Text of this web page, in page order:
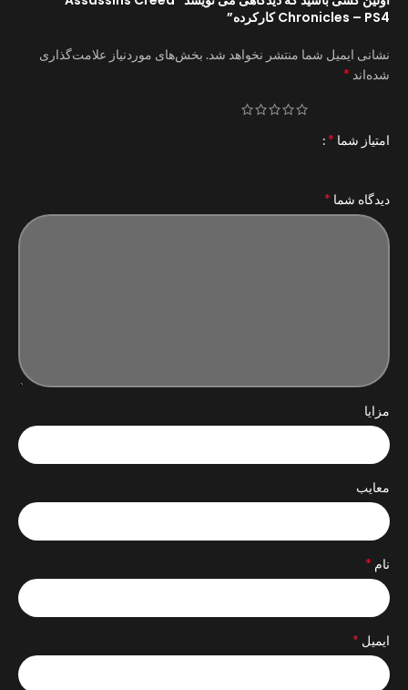
Chronicles – PS4 کارکرده”
نشانی ایمیل شما منتشر نخواهد شد. بخش‌های موردنیاز علامت‌گذاری
شده‌اند *
امتیاز شما *
دیدگاه شما *
مزایا
معایب
نام *
ایمیل *